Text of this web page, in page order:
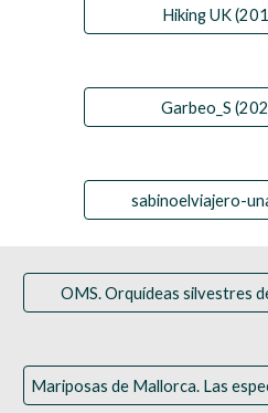
Hiking UK
Garbeo_S
sabinoelviajero-
OMS. Orquídeas silvestres